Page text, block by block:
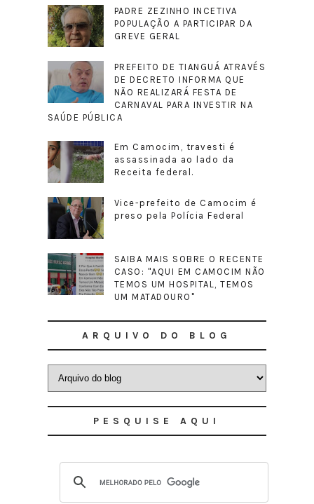
PADRE ZEZINHO INCETIVA
POPULAÇÃO A PARTICIPAR DA
GREVE GERAL
PREFEITO DE TIANGUÁ ATRAVÉS
DE DECRETO INFORMA QUE
NÃO REALIZARÁ FESTA DE
CARNAVAL PARA INVESTIR NA
SAÚDE PÚBLICA
Em Camocim, travesti é
assassinada ao lado da
Receita federal.
Vice-prefeito de Camocim é
preso pela Polícia Federal
SAIBA MAIS SOBRE O RECENTE
CASO: "AQUI EM CAMOCIM NÃO
TEMOS UM HOSPITAL, TEMOS
UM MATADOURO"
ARQUIVO DO BLOG
PESQUISE AQUI